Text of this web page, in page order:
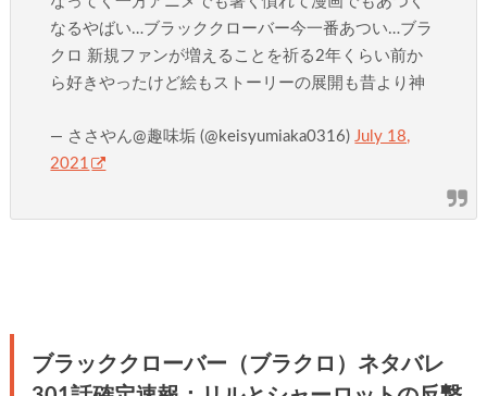
なるやばい…ブラッククローバー今一番あつい…ブラ
クロ 新規ファンが増えることを祈る2年くらい前か
ら好きやったけど絵もストーリーの展開も昔より神
— ささやん@趣味垢 (@keisyumiaka0316) July 18,
2021
ブラッククローバー（ブラクロ）ネタバレ